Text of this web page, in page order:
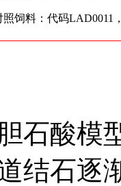
照饲料：代码LAD0011
石酸模
结石逐